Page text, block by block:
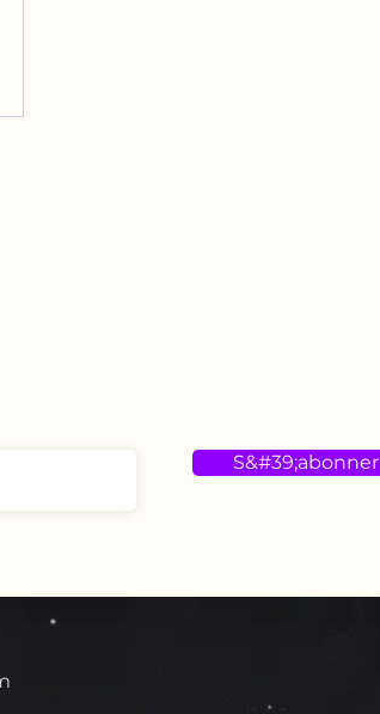
S&#39;abonner